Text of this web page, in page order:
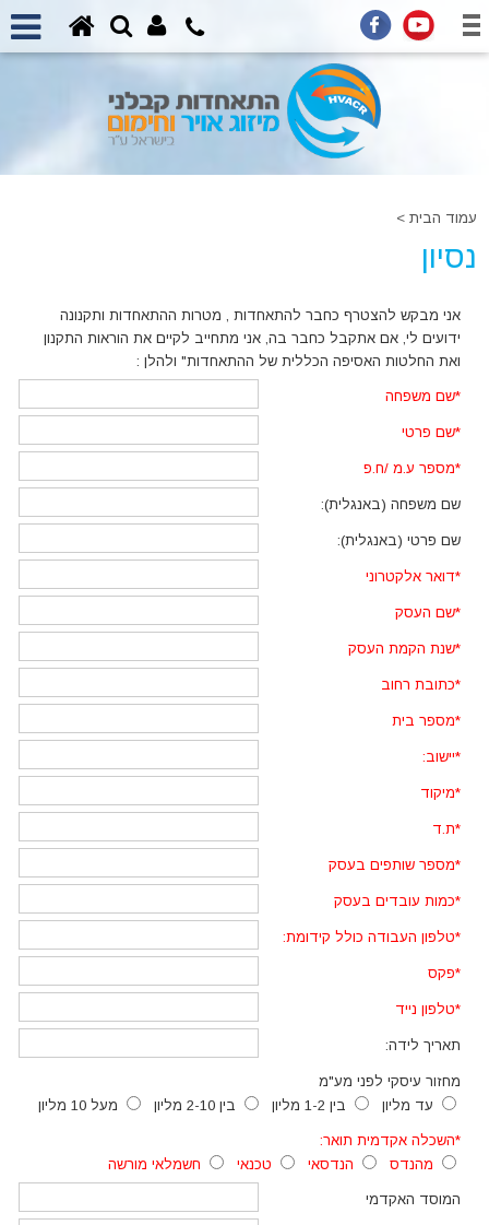
עמוד הבית >
נסיון
אני מבקש להצטרף כחבר להתאחדות , מטרות ההתאחדות ותקנונה
ידועים לי, אם אתקבל כחבר בה, אני מתחייב לקיים את הוראות התקנון
ואת החלטות האסיפה הכללית של ההתאחדות" ולהלן :
*שם משפחה
*שם פרטי
*מספר ע.מ /ח.פ
שם משפחה (באנגלית):
שם פרטי (באנגלית):
*דואר אלקטרוני
*שם העסק
*שנת הקמת העסק
*כתובת רחוב
*מספר בית
*יישוב:
*מיקוד
*ת.ד
*מספר שותפים בעסק
*כמות עובדים בעסק
*טלפון העבודה כולל קידומת:
*פקס
*טלפון נייד
תאריך לידה:
מחזור עיסקי לפני מע"מ
עד מליון
בין 1-2 מליון בין 2-10 מליון מעל 10 מליון
*השכלה אקדמית תואר:
מהנדס
הנדסאי טכנאי חשמלאי מורשה
המוסד האקדמי